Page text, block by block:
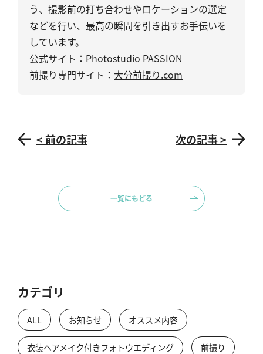
う、撮影前の打ち合わせやロケーションの選定
などを行い、最高の瞬間を引き出すお手伝いを
しています。
公式サイト： Photostudio PASSION
前撮り専門サイト： 大分前撮り.com
< 前の記事 次の記事 >
一覧にもどる
カテゴリ
ALL お知らせ オススメ内容
衣装ヘアメイク付きフォトウエディング 前撮り